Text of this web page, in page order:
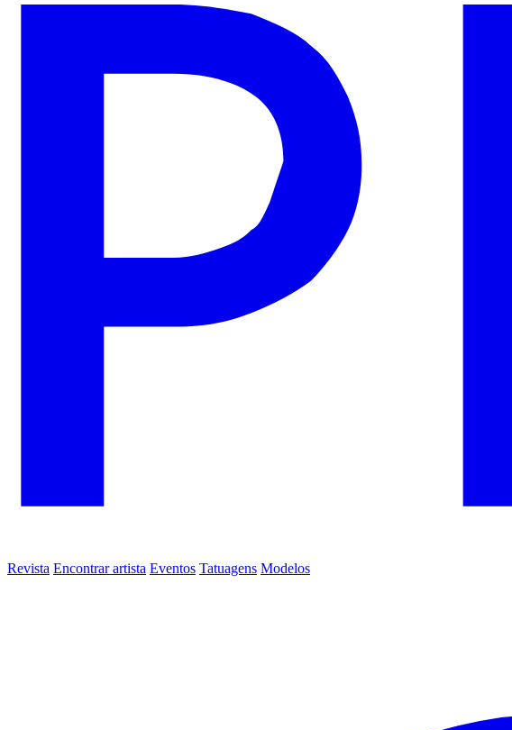
Revista Encontrar artista Eventos Tatuagens Modelos